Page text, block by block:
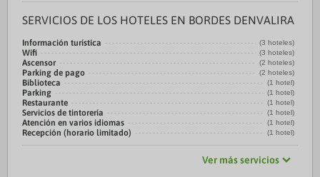
SERVICIOS DE LOS HOTELES EN BORDES DENVALIRA
Información turística (3 hoteles)
Wifi (3 hoteles)
Ascensor (2 hoteles)
Parking de pago (2 hoteles)
Biblioteca (1 hotel)
Parking (1 hotel)
Restaurante (1 hotel)
Servicios de tintorería (1 hotel)
Atención en varios idiomas (1 hotel)
Recepción (horario limitado) (1 hotel)
Ver más servicios